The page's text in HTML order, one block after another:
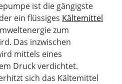
ist die gängigste
ein flüssiges Kältemittel
zum
Das inzwischen
mittels eines
Druck verdichtet.
sich das Kältemittel